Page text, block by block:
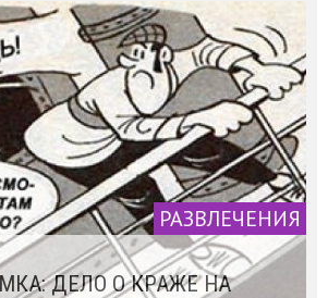
РАЗВЛЕЧЕНИЯ
ДЕЛО О КРАЖЕ НА